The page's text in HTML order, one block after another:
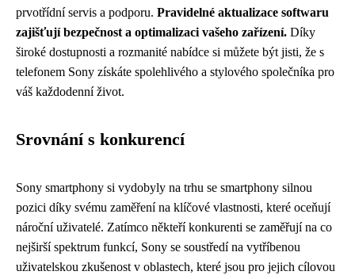
prvotřídní servis a podporu. Pravidelné aktualizace softwaru
zajišťují bezpečnost a optimalizaci vašeho zařízení. Díky
široké dostupnosti a rozmanité nabídce si můžete být jisti, že s
telefonem Sony získáte spolehlivého a stylového společníka pro
váš každodenní život.
Srovnání s konkurencí
Sony smartphony si vydobyly na trhu se smartphony silnou
pozici díky svému zaměření na klíčové vlastnosti, které oceňují
nároční uživatelé. Zatímco někteří konkurenti se zaměřují na co
nejširší spektrum funkcí, Sony se soustředí na vytříbenou
uživatelskou zkušenost v oblastech, které jsou pro jejich cílovou